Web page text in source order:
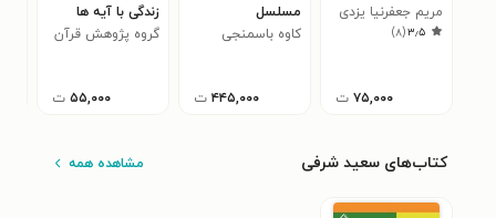
مریم جعفرنیا یزدی
۳٫۵(۸)
۷۵,۰۰۰ ت
مسلسل
کاوه باسمنجی
۴۴۵,۰۰۰ ت
زندگی با آیه ها
گروه پژوهش قرآن
۵۵,۰۰۰ ت
کتاب‌های سعید شرفی مشاهده همه